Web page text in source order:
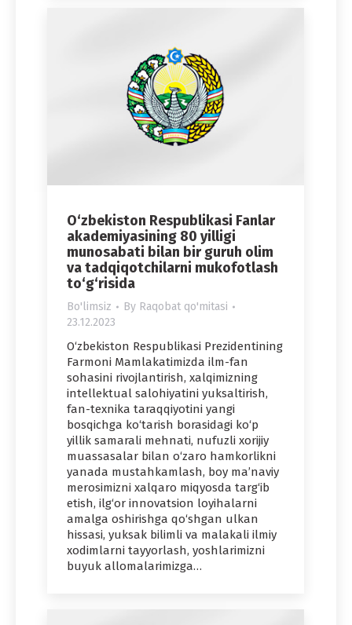
O‘zbekiston Respublikasi Fanlar
akademiyasining 80 yilligi
munosabati bilan bir guruh olim
va tadqiqotchilarni mukofotlash
to‘g‘risida
Bo'limsiz By Raqobat qo'mitasi
23.12.2023
O‘zbekiston Respublikasi Prezidentining
Farmoni Mamlakatimizda ilm-fan
sohasini rivojlantirish, xalqimizning
intellektual salohiyatini yuksaltirish,
fan-texnika taraqqiyotini yangi
bosqichga ko‘tarish borasidagi ko‘p
yillik samarali mehnati, nufuzli xorijiy
muassasalar bilan o‘zaro hamkorlikni
yanada mustahkamlash, boy ma’naviy
merosimizni xalqaro miqyosda targ‘ib
etish, ilg‘or innovatsion loyihalarni
amalga oshirishga qo‘shgan ulkan
hissasi, yuksak bilimli va malakali ilmiy
xodimlarni tayyorlash, yoshlarimizni
buyuk allomalarimizga…